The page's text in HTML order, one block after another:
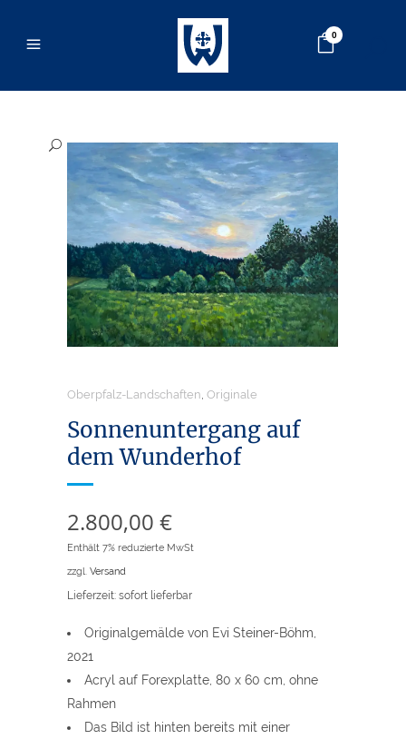
0
Oberpfalz-Landschaften, Originale
Sonnenuntergang auf
dem Wunderhof
2.800,00 €
Enthält 7% reduzierte MwSt
zzgl. Versand
Lieferzeit: sofort lieferbar
Originalgemälde von Evi Steiner-Böhm,
2021
Acryl auf Forexplatte, 80 x 60 cm, ohne
Rahmen
Das Bild ist hinten bereits mit einer